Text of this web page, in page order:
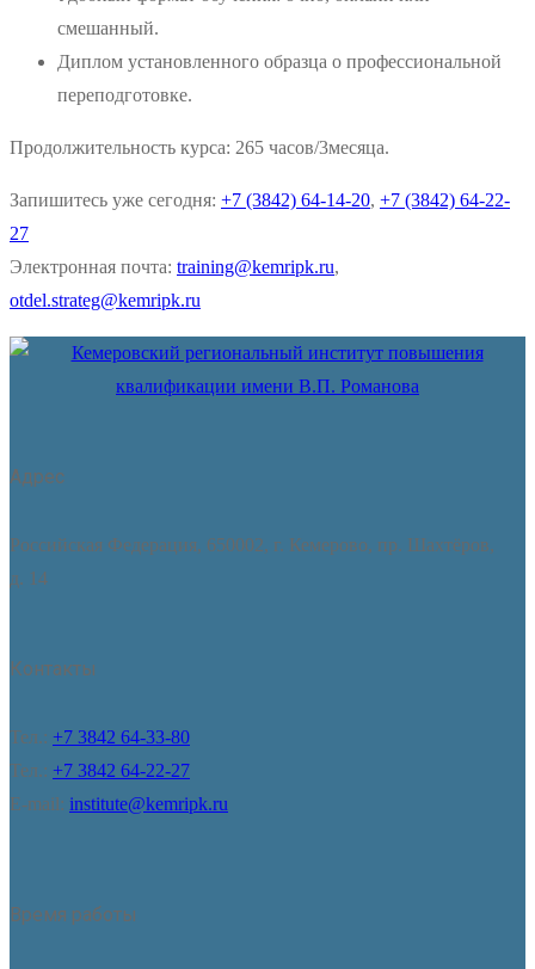
смешанный.
Диплом установленного образца о профессиональной
переподготовке.
Продолжительность курса: 265 часов/3месяца.
Запишитесь уже сегодня: +7 (3842) 64-14-20, +7 (3842) 64-22-
27
Электронная почта: training@kemripk.ru,
otdel.strateg@kemripk.ru
Адрес
Российская Федерация, 650002, г. Кемерово, пр. Шахтёров,
д. 14
Контакты
Тел.: +7 3842 64-33-80
Тел.: +7 3842 64-22-27
E-mail: institute@kemripk.ru
Время работы